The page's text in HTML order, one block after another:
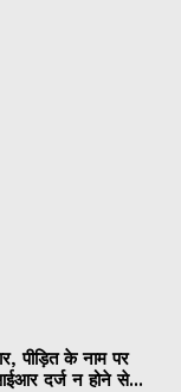
पीड़ित के नाम पर
दर्ज न होने से...